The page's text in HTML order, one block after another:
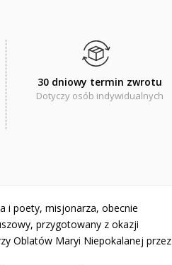
30 dniowy termin zwrotu
Dotyczy osób indywidualnych
i poety, misjonarza, obecnie
przygotowany z okazji
Oblatów Maryi Niepokalanej przez